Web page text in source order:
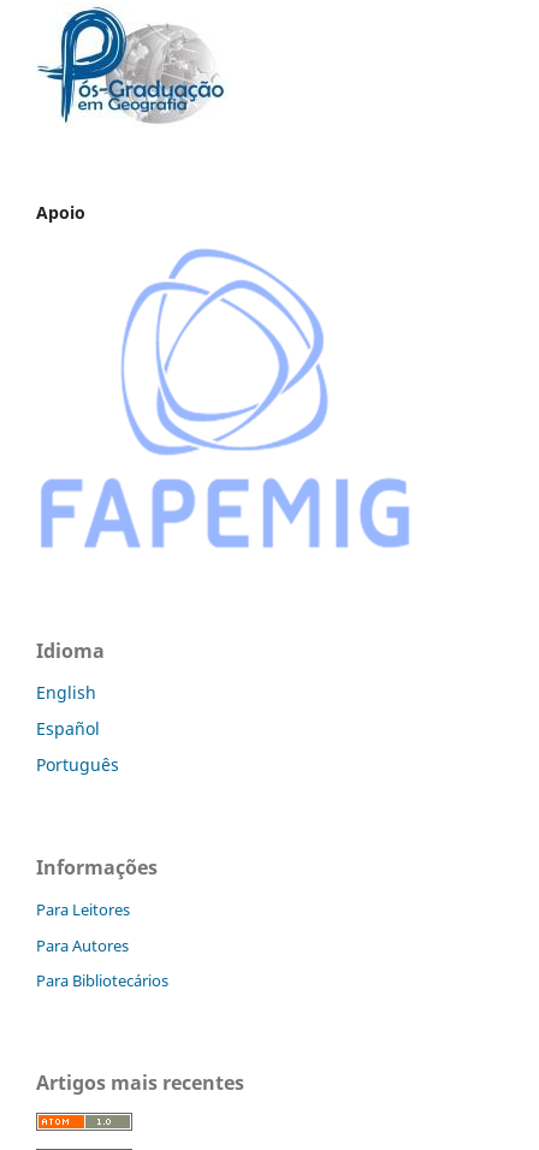
Apoio
Idioma
English
Español
Português
Informações
Para Leitores
Para Autores
Para Bibliotecários
Artigos mais recentes